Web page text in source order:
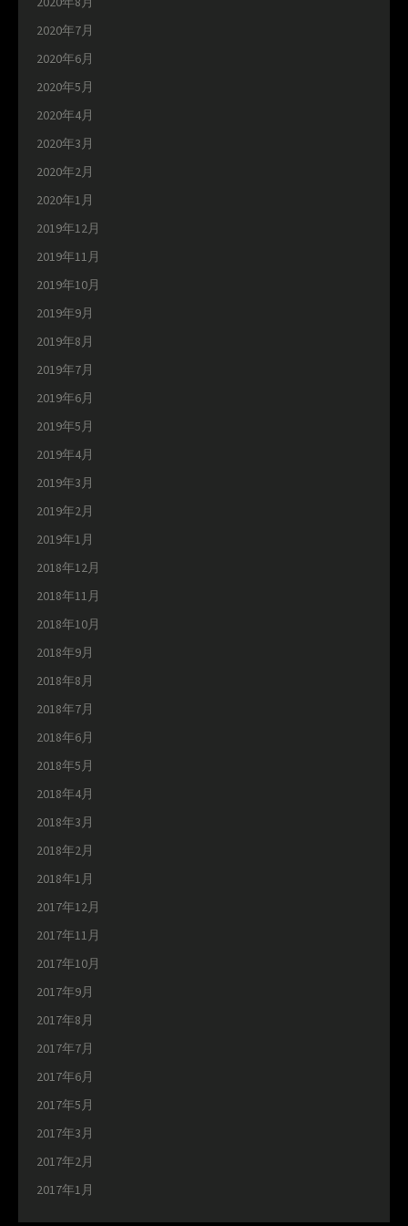
2020年7月
2020年6月
2020年5月
2020年4月
2020年3月
2020年2月
2020年1月
2019年12月
2019年11月
2019年10月
2019年9月
2019年8月
2019年7月
2019年6月
2019年5月
2019年4月
2019年3月
2019年2月
2019年1月
2018年12月
2018年11月
2018年10月
2018年9月
2018年8月
2018年7月
2018年6月
2018年5月
2018年4月
2018年3月
2018年2月
2018年1月
2017年12月
2017年11月
2017年10月
2017年9月
2017年8月
2017年7月
2017年6月
2017年5月
2017年3月
2017年2月
2017年1月